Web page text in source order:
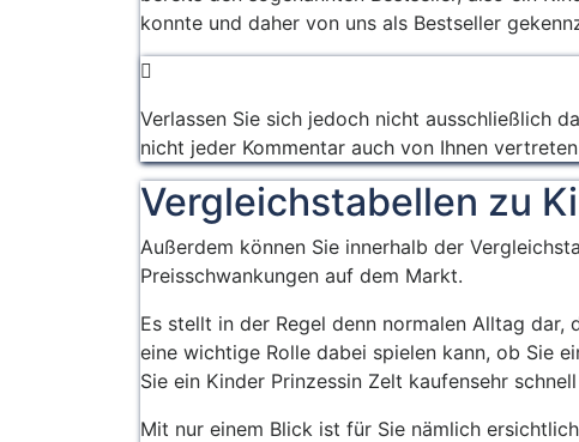
konnte und daher von uns als Bestseller
Verlassen Sie sich jedoch nicht ausschließlich
nicht jeder Kommentar auch von Ihnen
Vergleichstabellen zu
Außerdem können Sie innerhalb der
Preisschwankungen auf dem Markt.
Es stellt in der Regel denn normalen Alltag dar,
eine wichtige Rolle dabei spielen kann, ob Sie
Sie ein Kinder Prinzessin Zelt kaufensehr
Mit nur einem Blick ist für Sie nämlich